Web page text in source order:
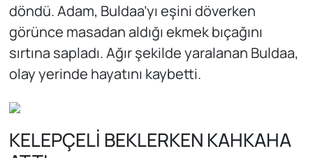
döndü. Adam, Buldaa’yı eşini döverken
görünce masadan aldığı ekmek bıçağını
sırtına sapladı. Ağır şekilde yaralanan Buldaa,
olay yerinde hayatını kaybetti.
KELEPÇELİ BEKLERKEN KAHKAHA